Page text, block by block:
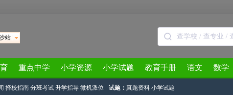
站
重点中学 小学资源 小学试题 教育手册 语文 数学
择校指南 分班考试 升学指导 微机派位 试题： 真题资料 小学试题